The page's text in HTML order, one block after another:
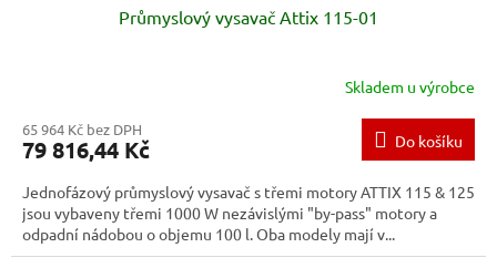
Průmyslový vysavač Attix 115-01
Skladem u výrobce
65 964 Kč bez DPH
79 816,44 Kč Do košíku
Jednofázový průmyslový vysavač s třemi motory ATTIX 115 & 125
jsou vybaveny třemi 1000 W nezávislými "by-pass" motory a
odpadní nádobou o objemu 100 l. Oba modely mají v...